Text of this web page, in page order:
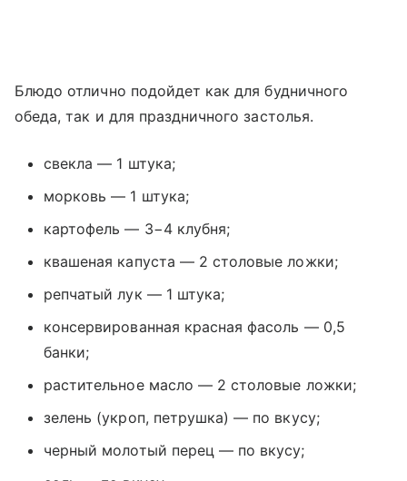
Блюдо отлично подойдет как для будничного
обеда, так и для праздничного застолья.
свекла — 1 штука;
морковь — 1 штука;
картофель — 3−4 клубня;
квашеная капуста — 2 столовые ложки;
репчатый лук — 1 штука;
консервированная красная фасоль — 0,5
банки;
растительное масло — 2 столовые ложки;
зелень (укроп, петрушка) — по вкусу;
черный молотый перец — по вкусу;